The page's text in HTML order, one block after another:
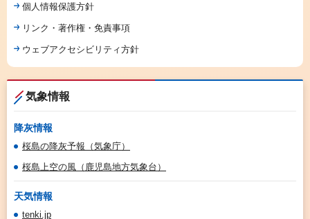
個人情報保護方針
リンク・著作権・免責事項
ウェブアクセシビリティ方針
気象情報
降灰情報
桜島の降灰予報（気象庁）
桜島上空の風（鹿児島地方気象台）
天気情報
tenki.jp